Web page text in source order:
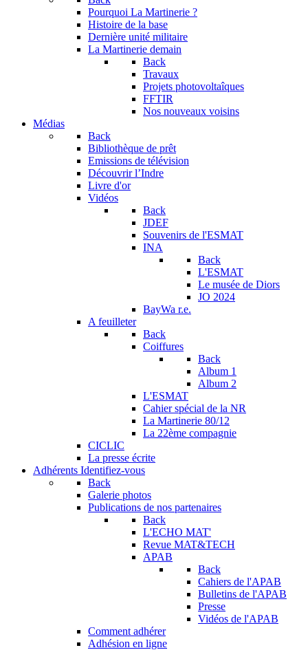
Pourquoi La Martinerie ?
Histoire de la base
Dernière unité militaire
La Martinerie demain
Back
Travaux
Projets photovoltaîques
FFTIR
Nos nouveaux voisins
Médias
Back
Bibliothèque de prêt
Emissions de télévision
Découvrir l’Indre
Livre d'or
Vidéos
Back
JDEF
Souvenirs de l'ESMAT
INA
Back
L'ESMAT
Le musée de Diors
JO 2024
BayWa r.e.
A feuilleter
Back
Coiffures
Back
Album 1
Album 2
L'ESMAT
Cahier spécial de la NR
La Martinerie 80/12
La 22ème compagnie
CICLIC
La presse écrite
Adhérents Identifiez-vous
Back
Galerie photos
Publications de nos partenaires
Back
L'ECHO MAT'
Revue MAT&TECH
APAB
Back
Cahiers de l'APAB
Bulletins de l'APAB
Presse
Vidéos de l'APAB
Comment adhérer
Adhésion en ligne